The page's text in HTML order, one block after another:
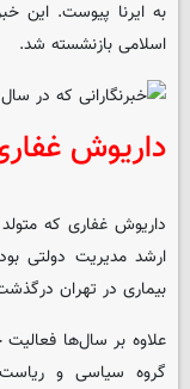
اسلامی بازنشسته شد.
داریوش
بیماری در تهران
علاوه بر سال‌ها
گروه سیاسی و ریاست